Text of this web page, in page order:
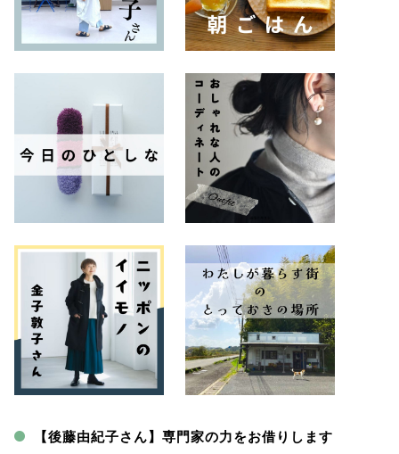
【後藤由紀子さん】専門家の力をお借りします